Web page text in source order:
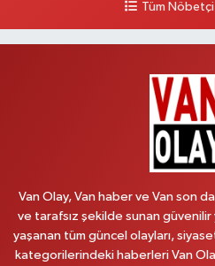
HEKİM HASTANESİ ACİL KARŞISI
Yol Tarifi Al
MAHMUDİYE MAH.ATATÜRK
0 (531) 621 69 65 Yol Tarifi Al
Onay Eczanesi
Tüm
Van Olay, Van haber ve Van son
ve tarafsız şekilde sunan
yaşanan tüm güncel olayları,
kategorilerindeki haberleri Van